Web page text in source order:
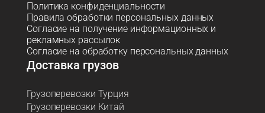
Политика конфиденциальности
Правила обработки персональных данных
Согласие на получение информационных и
рекламных рассылок
Согласие на обработку персональных данных
Доставка грузов
Грузоперевозки Турция
Грузоперевозки Китай